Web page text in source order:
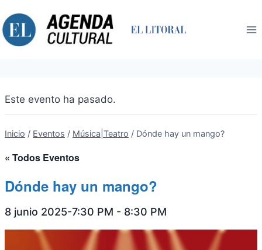
al
contenido
Este evento ha pasado.
Inicio / Eventos / Música|Teatro / Dónde hay un mango?
« Todos Eventos
Dónde hay un mango?
8 junio 2025-7:30 PM - 8:30 PM